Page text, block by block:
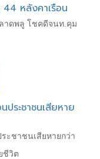
หลังคาเรือน
าดพลู โชคดีจนท.คุม
ประชาชนเสียหาย
ะชาชนเสียหายกว่า
ชีวิต